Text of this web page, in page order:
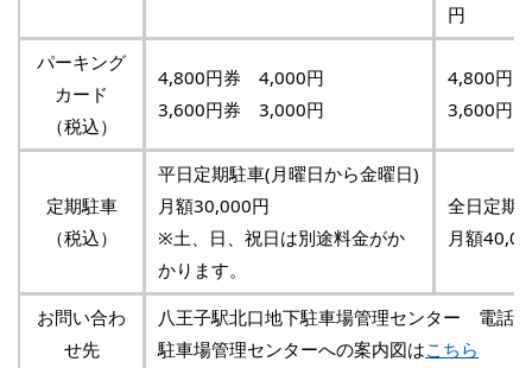
円
パーキング
カード
（税込）
4,800円券 4,000円
3,600円券 3,000円
4,800円
3,600円
定期駐車
（税込）
平日定期駐車(月曜日から金曜日)
月額30,000円
※土、日、祝日は別途料金がか
かります。
全日定期
月額
お問い合わ
せ先
八王子駅北口地下駐車場管理センター 電話：
駐車場管理センターへの案内図はこちら